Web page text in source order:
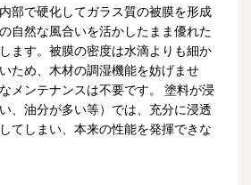
部で硬化してガラス質の被膜を形成
自然な風合いを活かしたまま優れた
ます。被膜の密度は水滴よりも細か
ため、木材の調湿機能を妨げませ
メンテナンスは不要です。 塗料が浸
、油分が多い等）では、充分に浸透
てしまい、本来の性能を発揮できな